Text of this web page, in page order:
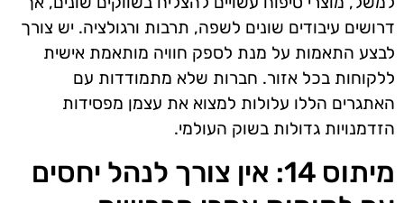
דרושים עיבודים שונים לשפה, תרבות ורגולציה. יש צורך
לבצע התאמות על מנת לספק חוויה מותאמת אישית
ללקוחות בכל אזור. חברות שלא מתמודדות עם
האתגרים הללו עלולות למצוא את עצמן מפסידות
הזדמנויות גדולות בשוק העולמי.
מיתוס 14: אין צורך לנהל יחסים